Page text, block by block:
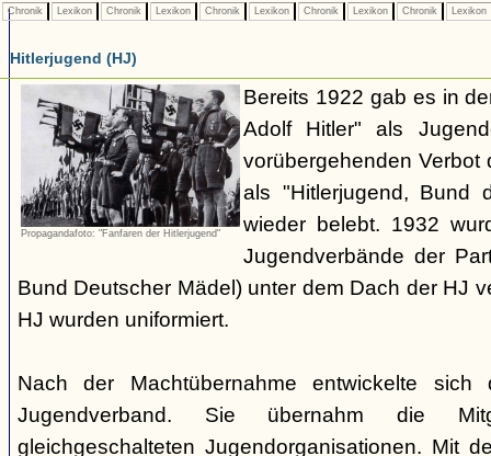
Chronik Lexikon Chronik Lexikon Chronik Lexikon Chronik Lexikon Chronik Lexikon
Hitlerjugend (HJ)
Propagandafoto: "Fanfaren der Hitlerjugend"
Bereits 1922 gab es in
Adolf Hitler" als
vorübergehenden Verbot
als "Hitlerjugend, Bund
wieder belebt. 1932
Jugendverbände der
Bund Deutscher Mädel) unter dem Dach der HJ
HJ wurden uniformiert.
Nach der Machtübernahme entwickelte
Jugendverband. Sie übernahm die
gleichgeschalteten Jugendorganisationen. Mit